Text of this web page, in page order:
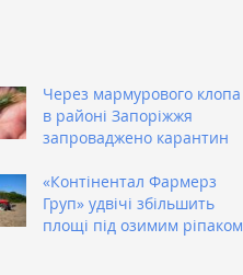
Через мармурового клопа
в районі Запоріжжя
запроваджено карантин
«Контінентал Фармерз
Груп» удвічі збільшить
площі під озимим ріпаком